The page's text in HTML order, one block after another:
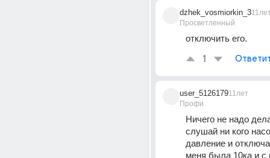
dzhek_vosmiorkin_3
Просветленный
отключить его.
1
user_5126179
Профи
11лет
Ничего не надо
слушай ни кого
давление и
меня была 10ка и с